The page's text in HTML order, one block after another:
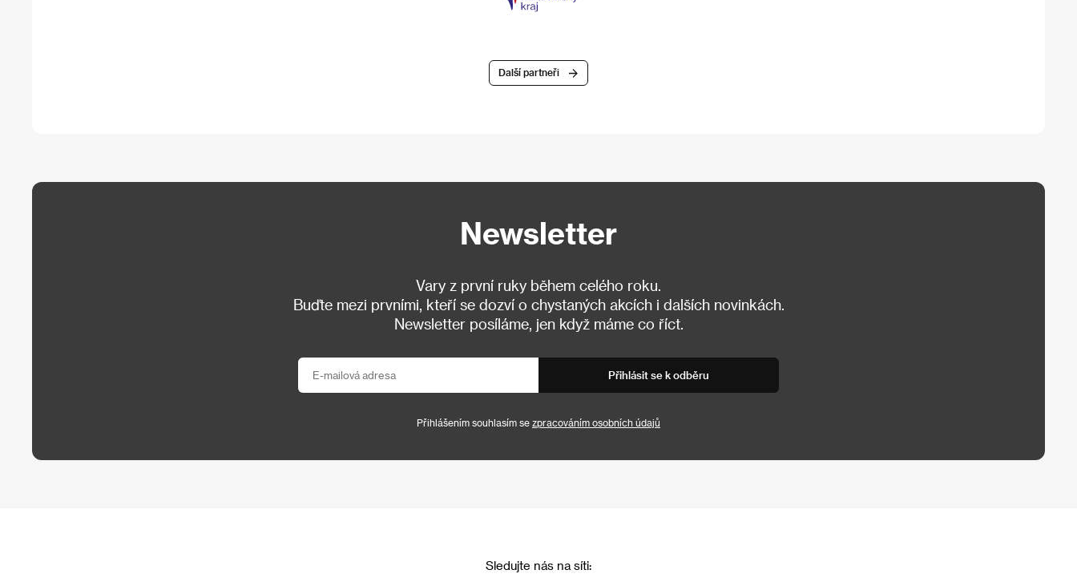
Další partneři
Newsletter
Vary z první ruky během celého roku.
Buďte mezi prvními, kteří se dozví o chystaných akcích i dalších novinkách.
Newsletter posíláme, jen když máme co říct.
Přihlásit se k odběru
Přihlášením souhlasím se zpracováním osobních údajů
Sledujte nás na síti: